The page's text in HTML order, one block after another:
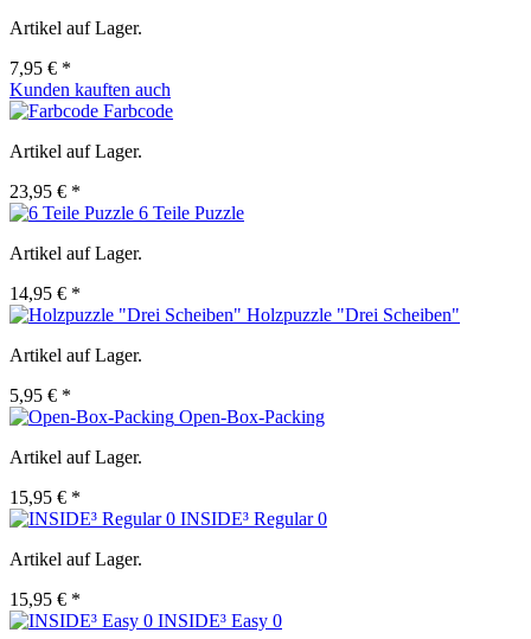
Artikel auf Lager.
7,95 € *
Kunden kauften auch
Farbcode
Artikel auf Lager.
23,95 € *
6 Teile Puzzle
Artikel auf Lager.
14,95 € *
Holzpuzzle "Drei Scheiben"
Artikel auf Lager.
5,95 € *
Open-Box-Packing
Artikel auf Lager.
15,95 € *
INSIDE³ Regular 0
Artikel auf Lager.
15,95 € *
INSIDE³ Easy 0